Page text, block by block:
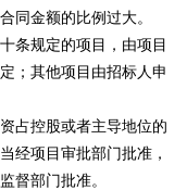
金额的比例过大。
规定的项目，由项目
；其他项目由招标人申
占控股或者主导地位的
经项目审批部门批准，
督部门批准。